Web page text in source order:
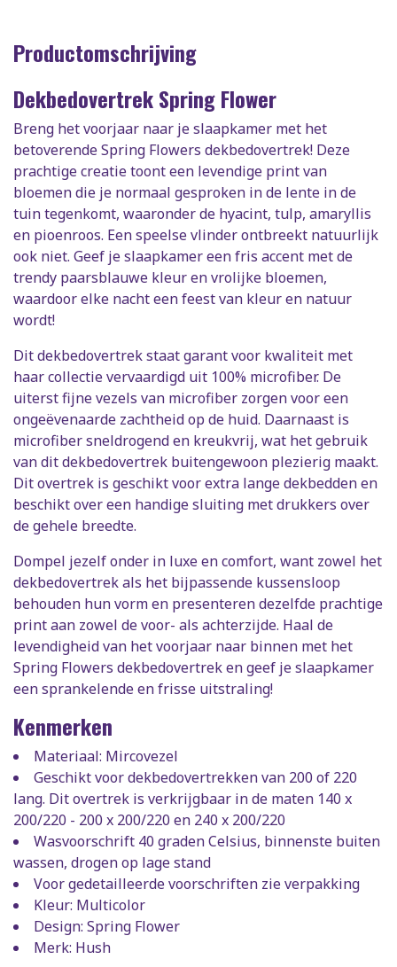
Productomschrijving
Dekbedovertrek Spring Flower
Breng het voorjaar naar je slaapkamer met het
betoverende Spring Flowers dekbedovertrek! Deze
prachtige creatie toont een levendige print van
bloemen die je normaal gesproken in de lente in de
tuin tegenkomt, waaronder de hyacint, tulp, amaryllis
en pioenroos. Een speelse vlinder ontbreekt natuurlijk
ook niet. Geef je slaapkamer een fris accent met de
trendy paarsblauwe kleur en vrolijke bloemen,
waardoor elke nacht een feest van kleur en natuur
wordt!
Dit dekbedovertrek staat garant voor kwaliteit met
haar collectie vervaardigd uit 100% microfiber. De
uiterst fijne vezels van microfiber zorgen voor een
ongeëvenaarde zachtheid op de huid. Daarnaast is
microfiber sneldrogend en kreukvrij, wat het gebruik
van dit dekbedovertrek buitengewoon plezierig maakt.
Dit overtrek is geschikt voor extra lange dekbedden en
beschikt over een handige sluiting met drukkers over
de gehele breedte.
Dompel jezelf onder in luxe en comfort, want zowel het
dekbedovertrek als het bijpassende kussensloop
behouden hun vorm en presenteren dezelfde prachtige
print aan zowel de voor- als achterzijde. Haal de
levendigheid van het voorjaar naar binnen met het
Spring Flowers dekbedovertrek en geef je slaapkamer
een sprankelende en frisse uitstraling!
Kenmerken
Materiaal: Mircovezel
Geschikt voor dekbedovertrekken van 200 of 220
lang. Dit overtrek is verkrijgbaar in de maten 140 x
200/220 - 200 x 200/220 en 240 x 200/220
Wasvoorschrift 40 graden Celsius, binnenste buiten
wassen, drogen op lage stand
Voor gedetailleerde voorschriften zie verpakking
Kleur: Multicolor
Design: Spring Flower
Merk: Hush